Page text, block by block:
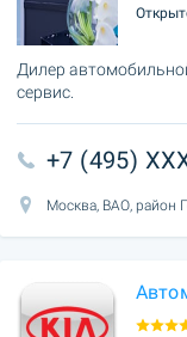
Дилер
сервис.
+7 (495)
Москва, ВАО, район